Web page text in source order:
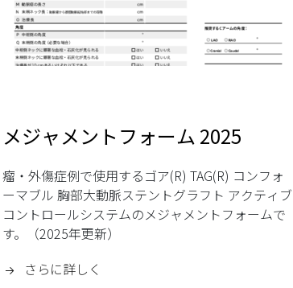
メジャメントフォーム 2025
瘤・外傷症例で使用するゴア(R) TAG(R) コンフォ
ーマブル 胸部大動脈ステントグラフト アクティブ
コントロールシステムのメジャメントフォームで
す。（2025年更新）
さらに詳しく